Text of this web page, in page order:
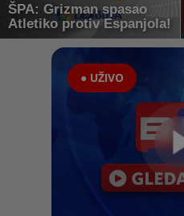
ŠPA: Grizman spasao
Atletiko protiv Espanjola!
● UŽIVO